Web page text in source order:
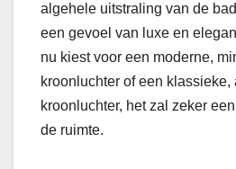
algehele uitstraling van de
een gevoel van luxe en
nu kiest voor een moderne,
kroonluchter of een klassieke,
kroonluchter, het zal zeker
de ruimte.